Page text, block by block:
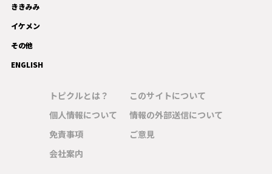
ききみみ
イケメン
その他
ENGLISH
トピクルとは？
個人情報について
免責事項
会社案内
このサイトについて
情報の外部送信について
ご意見